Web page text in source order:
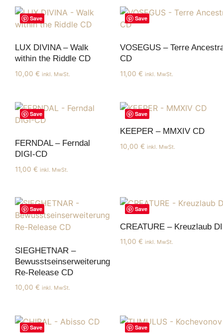
Save
LUX DIVINA – Walk
within the Riddle CD
10,00 € inkl. MwSt.
Save
VOSEGUS – Terre
CD
11,00 € inkl. MwSt.
Save
FERNDAL – Ferndal
DIGI-CD
11,00 € inkl. MwSt.
Save
KEEPER – MMXIV CD
10,00 € inkl. MwSt.
Save
SIEGHETNAR –
Bewusstseinserweiterung
Re-Release CD
10,00 € inkl. MwSt.
Save
CREATURE – Kreuzlaub
11,00 € inkl. MwSt.
Save Save